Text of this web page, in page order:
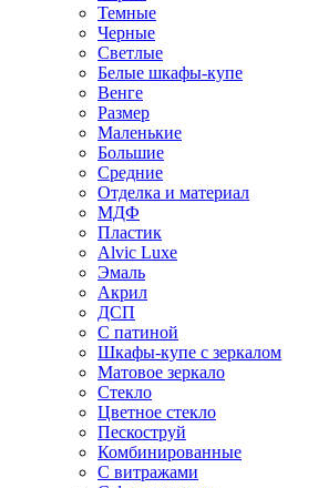
Темные
Черные
Светлые
Белые шкафы-купе
Венге
Размер
Маленькие
Большие
Средние
Отделка и материал
МДФ
Пластик
Alvic Luxe
Эмаль
Акрил
ДСП
С патиной
Шкафы-купе с зеркалом
Матовое зеркало
Стекло
Цветное стекло
Пескоструй
Комбинированные
С витражами